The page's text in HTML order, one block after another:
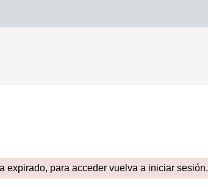
expirado, para acceder vuelva a iniciar sesión.